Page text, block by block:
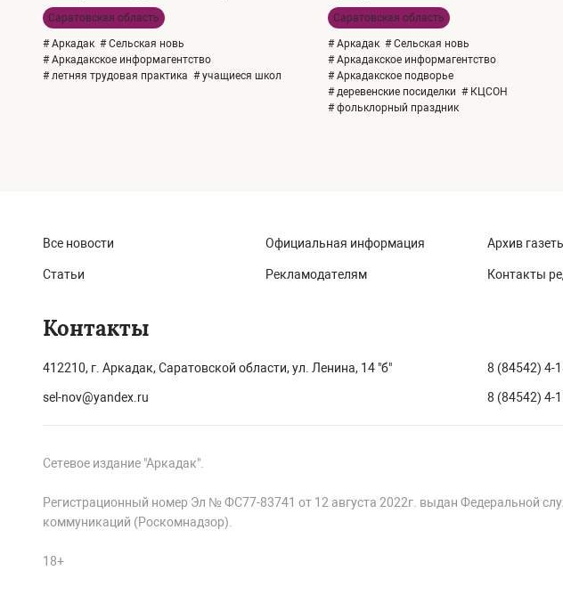
Саратовская область
# Аркадак # Сельская новь
# Аркадакское информагентство
# летняя трудовая практика # учащиеся школ
Саратовская область
# Аркадак # Сельская новь
# Аркадакское информагентство
# Аркадакское подворье
# деревенские посиделки # КЦСОН
# фольклорный праздник
Все новости
Статьи
Официальная информация
Рекламодателям
Архив
Контакты
Контакты
412210, г. Аркадак, Саратовской области, ул. Ленина, 14 "б"
sel-nov@yandex.ru
8 (84542) 4-
8 (84542) 4-
Сетевое издание "Аркадак".
Регистрационный номер Эл № ФС77-83741 от 12 августа 2022г. выдан Федеральной
коммуникаций (Роскомнадзор).
18+